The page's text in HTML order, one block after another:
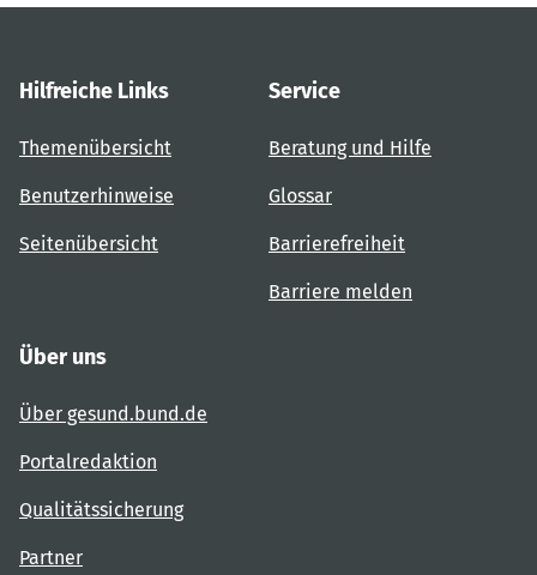
Hilfreiche Links
Themenübersicht
Benutzerhinweise
Seitenübersicht
Service
Beratung und Hilfe
Glossar
Barrierefreiheit
Barriere melden
Über uns
Über gesund.bund.de
Portalredaktion
Qualitätssicherung
Partner